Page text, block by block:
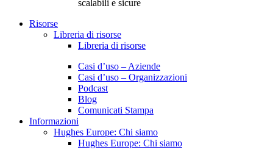
scalabili e sicure
Risorse
Libreria di risorse
Libreria di risorse
Casi d’uso – Aziende
Casi d’uso – Organizzazioni
Podcast
Blog
Comunicati Stampa
Informazioni
Hughes Europe: Chi siamo
Hughes Europe: Chi siamo